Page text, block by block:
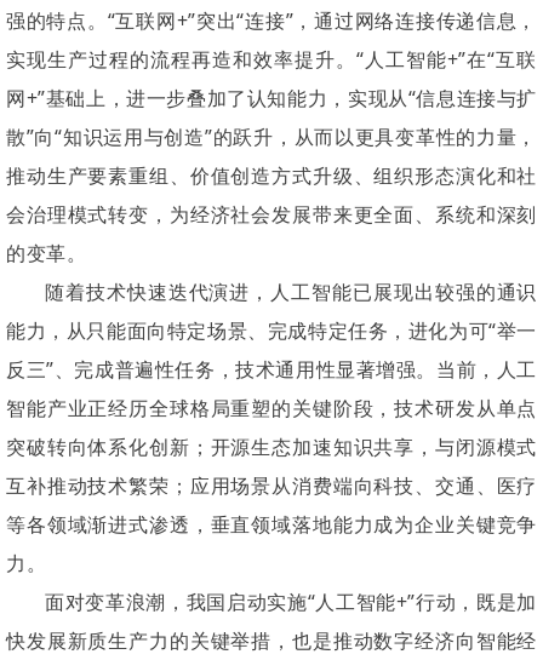
强的特点。“互联网+”突出“连接”，通过网络连接传递信息，
实现生产过程的流程再造和效率提升。“人工智能+”在“互联
网+”基础上，进一步叠加了认知能力，实现从“信息连接与扩
散”向“知识运用与创造”的跃升，从而以更具变革性的力量，
推动生产要素重组、价值创造方式升级、组织形态演化和社
会治理模式转变，为经济社会发展带来更全面、系统和深刻
的变革。
随着技术快速迭代演进，人工智能已展现出较强的通识
能力，从只能面向特定场景、完成特定任务，进化为可“举一
反三”、完成普遍性任务，技术通用性显著增强。当前，人工
智能产业正经历全球格局重塑的关键阶段，技术研发从单点
突破转向体系化创新；开源生态加速知识共享，与闭源模式
互补推动技术繁荣；应用场景从消费端向科技、交通、医疗
等各领域渐进式渗透，垂直领域落地能力成为企业关键竞争
力。
面对变革浪潮，我国启动实施“人工智能+”行动，既是加
快发展新质生产力的关键举措，也是推动数字经济向智能经